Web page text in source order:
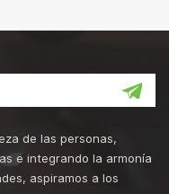
de las personas,
e integrando la armonía
aspiramos a los